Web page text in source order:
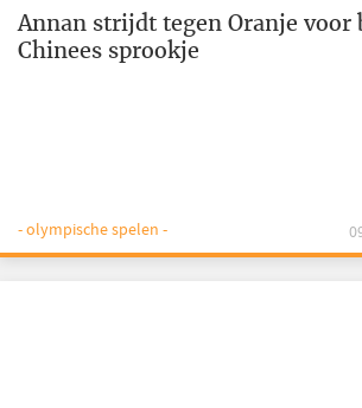
Annan strijdt tegen Oranje voor
Chinees sprookje
- olympische spelen -